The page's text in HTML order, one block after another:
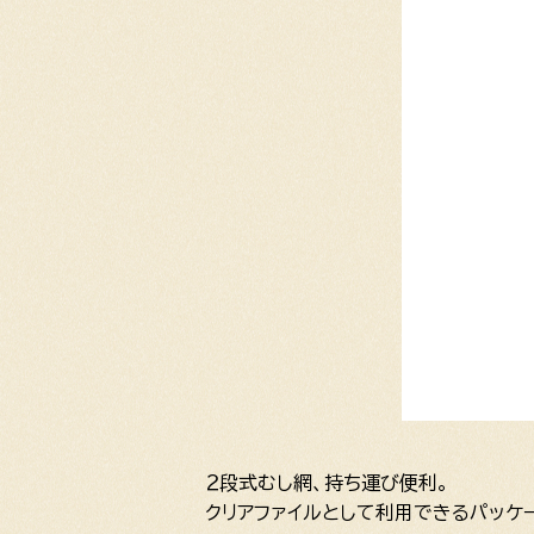
２段式むし網、持ち運び便利。
クリアファイルとして利用できるパッケ